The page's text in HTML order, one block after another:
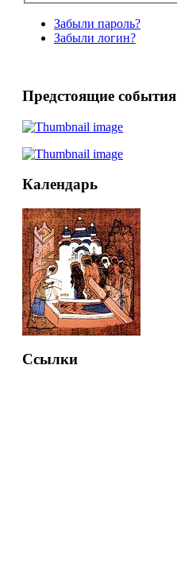
Забыли пароль?
Забыли логин?
Предстоящие события
Календарь
Ссылки